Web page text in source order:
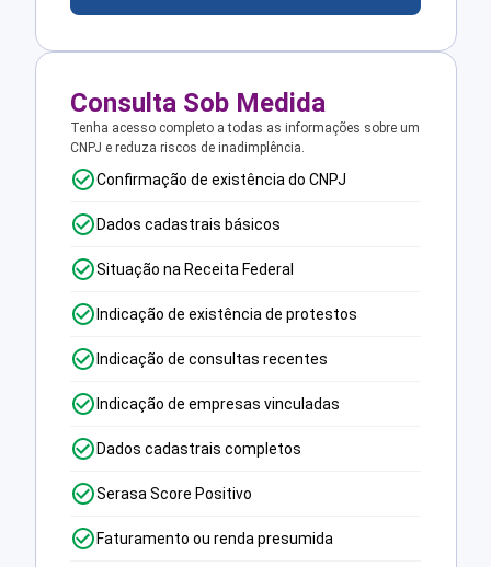
Consulta Sob Medida
Tenha acesso completo a todas as informações sobre um
CNPJ e reduza riscos de inadimplência.
Confirmação de existência do CNPJ
Dados cadastrais básicos
Situação na Receita Federal
Indicação de existência de protestos
Indicação de consultas recentes
Indicação de empresas vinculadas
Dados cadastrais completos
Serasa Score Positivo
Faturamento ou renda presumida